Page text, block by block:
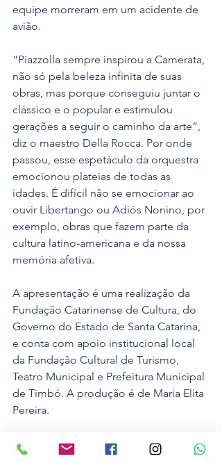
equipe morreram em um acidente de
avião.
“Piazzolla sempre inspirou a Camerata,
não só pela beleza infinita de suas
obras, mas porque conseguiu juntar o
clássico e o popular e estimulou
gerações a seguir o caminho da arte”,
diz o maestro Della Rocca. Por onde
passou, esse espetáculo da orquestra
emocionou plateias de todas as
idades. É difícil não se emocionar ao
ouvir Libertango ou Adiós Nonino, por
exemplo, obras que fazem parte da
cultura latino-americana e da nossa
memória afetiva.
A apresentação é uma realização da
Fundação Catarinense de Cultura, do
Governo do Estado de Santa Catarina,
e conta com apoio institucional local
da Fundação Cultural de Turismo,
Teatro Municipal e Prefeitura Municipal
de Timbó. A produção é de Maria Elita
Pereira.
Foto: Divulgação